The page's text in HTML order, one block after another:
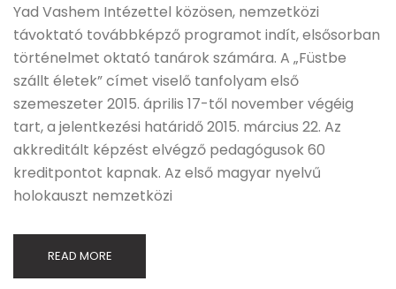
Yad Vashem Intézettel közösen, nemzetközi
távoktató továbbképző programot indít, elsősorban
történelmet oktató tanárok számára. A „Füstbe
szállt életek” címet viselő tanfolyam első
szemeszeter 2015. április 17-től november végéig
tart, a jelentkezési határidő 2015. március 22. Az
akkreditált képzést elvégző pedagógusok 60
kreditpontot kapnak. Az első magyar nyelvű
holokauszt nemzetközi
READ MORE